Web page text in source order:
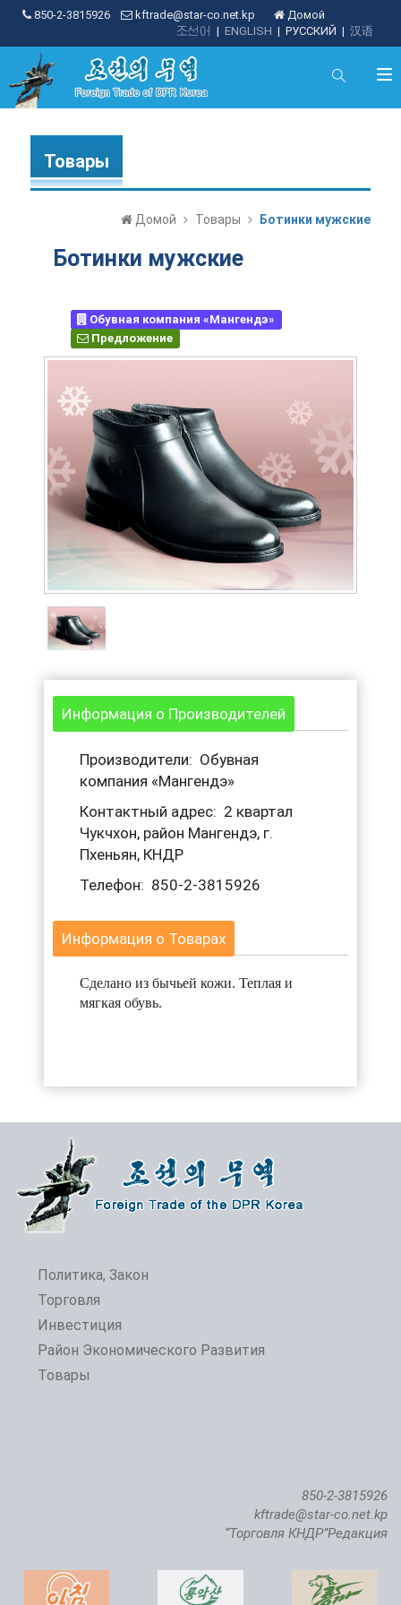
850-2-3815926 kftrade@star-co.net.kp
Домой
| 汉语
| РУССКИЙ
| ENGLISH
조선어
Товары
Домой Товары Ботинки мужские
Ботинки мужские
Обувная компания «Мангендэ»
Предложение
Информация о Производителей
Производители: Обувная
компания «Мангендэ»
Контактный адрес: 2 квартал
Чукчхон, район Мангендэ, г.
Пхеньян, КНДР
Телефон: 850-2-3815926
Информация о Товарах
Сделано из бычьей кожи. Теплая и
мягкая обувь.
Политика, Закон
Торговля
Инвестиция
Район Экономического Развития
Товары
850-2-3815926
kftrade@star-co.net.kp
“Торговля КНДР”Редакция